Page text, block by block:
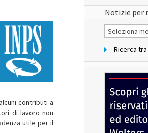
contributi a
di lavoro non
utile per il
del
sito
Notizie per
Notizie
per
Ricerca